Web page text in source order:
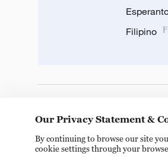
Filipino
Our Privacy Statement &
By continuing to browse our site
cookie settings through your